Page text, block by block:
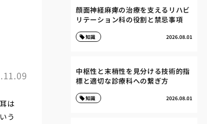
は
う
顔面神経麻痺の治療を支えるリハビ
リテーション科の役割と禁忌事項
2026.08.01
知識
中枢性と末梢性を見分ける技術的指
標と適切な診療科への繋ぎ方
2026.08.01
知識